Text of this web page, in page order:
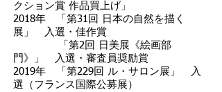
クション賞 作品買上げ」
2018年 「第31回 日本の自然を描く
展」 入選・佳作賞
「第2回 日美展《絵画部
門》」 入選・審査員奨励賞
2019年 「第229回 ル・サロン展」 入
選（フランス国際公募展）